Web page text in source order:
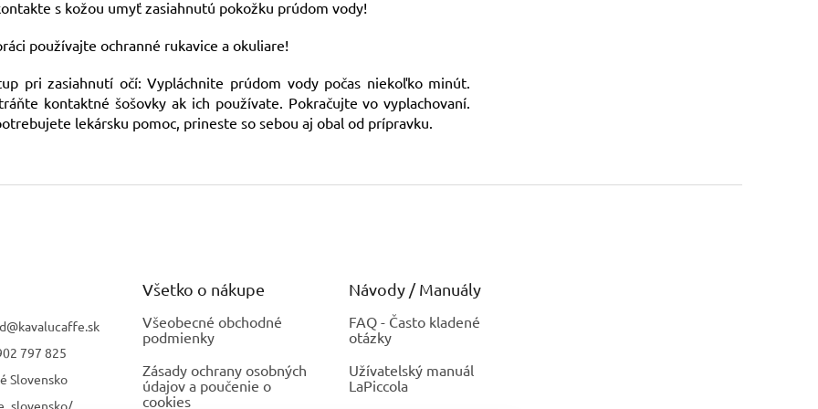
s kožou umyť zasiahnutú pokožku prúdom vody!
používajte ochranné rukavice a okuliare!
pri zasiahnutí očí: Vypláchnite prúdom vody počas niekoľko minút.
kontaktné šošovky ak ich používate. Pokračujte vo vyplachovaní.
lekársku pomoc, prineste so sebou aj obal od prípravku.
@kavalucaffe.sk
797 825
Slovensko
Všetko o nákupe
Všeobecné obchodné
podmienky
Zásady ochrany osobných
údajov a poučenie o
cookies
Návody / Manuály
FAQ - Často kladené
otázky
Užívatelský manuál
LaPiccola